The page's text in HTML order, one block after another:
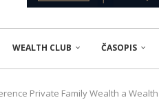
WEALTH CLUB ČASOPIS
Private Family Wealth a Wealth